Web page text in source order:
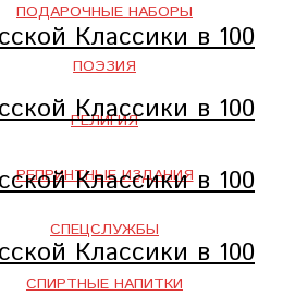
ПОДАРОЧНЫЕ НАБОРЫ
ПОЭЗИЯ
РЕЛИГИЯ
РЕПРИНТНЫЕ ИЗДАНИЯ
СПЕЦСЛУЖБЫ
СПИРТНЫЕ НАПИТКИ